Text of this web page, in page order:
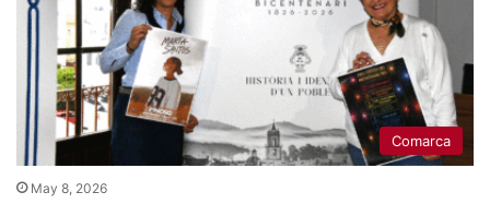
Comarca
May 8, 2026